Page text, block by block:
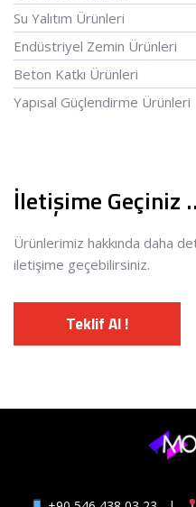
Su Yalıtım Ürünleri
Endüstriyel Zemin Ürünleri
Beton Katkı Ürünleri
Yapısal Güçlendirme Ürünleri
İletişime Geçiniz
Ürünlerimiz hakkında daha
iletişime geçebilirsiniz.
Teklif Al !